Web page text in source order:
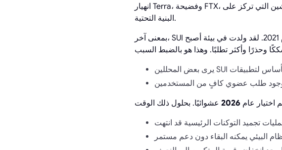
انهيار Terra، وفضيحة FTX، وسوق الدببة المؤلم في 2022-2023، ثم موجة جديدة من الاهتمام بالبلوكشين التي تركز على
البنية التحتية.
بمعنى آخر، SUI ليست ”لعبة سوق صاعدة“ مثل العديد من المشاريع التي تم إطلاقها في عام 2021. لقد ولدت في بيئة أصبح
اختيار عام 2026